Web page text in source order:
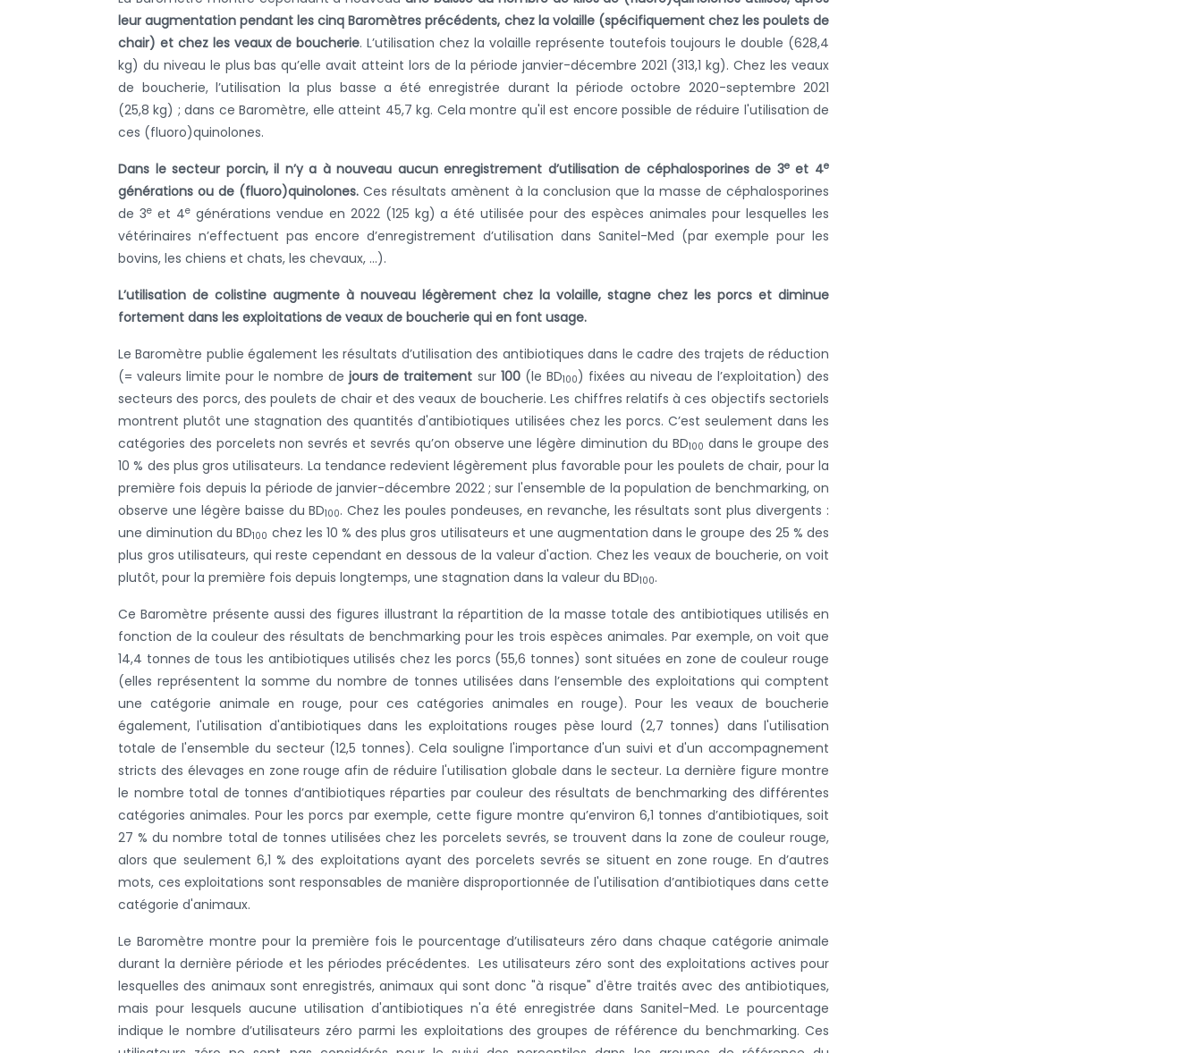
leur augmentation pendant les cinq Baromètres précédents, chez la volaille (spécifiquement chez les poulets de
chair) et chez les veaux de boucherie.L’utilisation chez la volaille représente toutefois toujours le double (628,4
kg) du niveau le plus bas qu’elle avait atteint lors de la période janvier-décembre 2021 (313,1 kg). Chez les veaux
de boucherie, l’utilisation la plus basse a été enregistrée durant la période octobre 2020-septembre 2021
(25,8 kg) ; dans ce Baromètre, elle atteint 45,7 kg. Cela montre qu'il est encore possible de réduire l'utilisation de
ces (fluoro)quinolones.
Dans le secteur porcin, il n’y a à nouveau aucun enregistrement d’utilisation de céphalosporines de 3eet 4e
générations ou de (fluoro)quinolones. Ces résultats amènent à la conclusion que la masse de céphalosporines
de 3eet 4egénérations vendue en 2022 (125 kg) a été utilisée pour des espèces animales pour lesquelles les
vétérinaires n’effectuent pas encore d’enregistrement d’utilisation dans Sanitel-Med (par exemple pour les
bovins, les chiens et chats, les chevaux, …).
L’utilisation de colistine augmente à nouveau légèrement chez la volaille, stagne chez les porcs et diminue
fortement dans les exploitations de veaux de boucherie qui en font usage.
Le Baromètre publie également les résultats d’utilisation des antibiotiques dans le cadre des trajets de réduction
(= valeurs limite pour le nombre dejours de traitement sur 100(le BD100) fixées au niveau de l’exploitation) des
secteurs des porcs, des poulets de chair et des veaux de boucherie. Les chiffres relatifs à ces objectifs sectoriels
montrent plutôt une stagnation des quantités d'antibiotiques utilisées chez les porcs. C’est seulement dans les
catégories des porcelets non sevrés et sevrés qu’on observe une légère diminution du BD100 dans le groupe des
10 % des plus gros utilisateurs. La tendance redevient légèrement plus favorable pour les poulets de chair, pour la
première fois depuis la période de janvier-décembre 2022 ; sur l'ensemble de la population de benchmarking, on
observe une légère baisse du BD100. Chez les poules pondeuses, en revanche, les résultats sont plus divergents :
une diminution du BD100 chez les 10 % des plus gros utilisateurs et une augmentation dans le groupe des 25 % des
plus gros utilisateurs, qui reste cependant en dessous de la valeur d'action. Chez les veaux de boucherie, on voit
plutôt, pour la première fois depuis longtemps, une stagnation dans la valeur du BD100.
Ce Baromètre présente aussi des figures illustrant la répartition de la masse totale des antibiotiques utilisés en
fonction de la couleur des résultats de benchmarking pour les trois espèces animales. Par exemple, on voit que
14,4 tonnes de tous les antibiotiques utilisés chez les porcs (55,6 tonnes) sont situées en zone de couleur rouge
(elles représentent la somme du nombre de tonnes utilisées dans l’ensemble des exploitations qui comptent
une catégorie animale en rouge, pour ces catégories animales en rouge). Pour les veaux de boucherie
également, l'utilisation d'antibiotiques dans les exploitations rouges pèse lourd (2,7 tonnes) dans l'utilisation
totale de l'ensemble du secteur (12,5 tonnes). Cela souligne l'importance d'un suivi et d'un accompagnement
stricts des élevages en zone rouge afin de réduire l'utilisation globale dans le secteur. La dernière figure montre
le nombre total de tonnes d’antibiotiques réparties par couleur des résultats de benchmarking des différentes
catégories animales. Pour les porcs par exemple, cette figure montre qu’environ 6,1 tonnes d’antibiotiques, soit
27 % du nombre total de tonnes utilisées chez les porcelets sevrés, se trouvent dans la zone de couleur rouge,
alors que seulement 6,1 % des exploitations ayant des porcelets sevrés se situent en zone rouge. En d’autres
mots, ces exploitations sont responsables de manière disproportionnée de l'utilisation d’antibiotiques dans cette
catégorie d'animaux.
Le Baromètre montre pour la première fois le pourcentage d’utilisateurs zéro dans chaque catégorie animale
durant la dernière période et les périodes précédentes. Les utilisateurs zéro sont des exploitations actives pour
lesquelles des animaux sont enregistrés, animaux qui sont donc "à risque" d'être traités avec des antibiotiques,
mais pour lesquels aucune utilisation d'antibiotiques n'a été enregistrée dans Sanitel-Med. Le pourcentage
indique le nombre d’utilisateurs zéro parmi les exploitations des groupes de référence du benchmarking. Ces